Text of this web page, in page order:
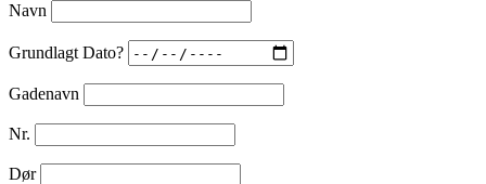
Navn
Grundlagt Dato?
Gadenavn
Nr.
Dør